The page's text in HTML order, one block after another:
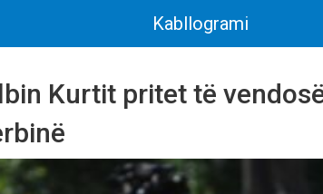
Kabllogrami
Kurtit pritet të